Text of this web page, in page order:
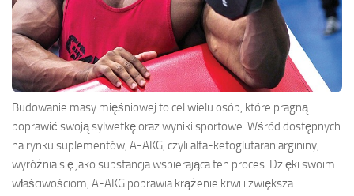
Budowanie masy mięśniowej to cel wielu osób, które pragną
poprawić swoją sylwetkę oraz wyniki sportowe. Wśród dostępnych
na rynku suplementów, A-AKG, czyli alfa-ketoglutaran argininy,
wyróżnia się jako substancja wspierająca ten proces. Dzięki swoim
właściwościom, A-AKG poprawia krążenie krwi i zwiększa